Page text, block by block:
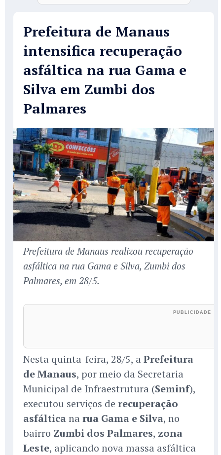
Prefeitura de Manaus
intensifica recuperação
asfáltica na rua Gama e
Silva em Zumbi dos
Palmares
Prefeitura de Manaus realizou recuperação
asfáltica na rua Gama e Silva, Zumbi dos
Palmares, em 28/5.
Nesta quinta-feira, 28/5, a Prefeitura
de Manaus, por meio da Secretaria
Municipal de Infraestrutura (Seminf),
executou serviços de recuperação
asfálticana rua Gama e Silva, no
bairro Zumbi dos Palmares, zona
Leste, aplicando nova massa asfáltica